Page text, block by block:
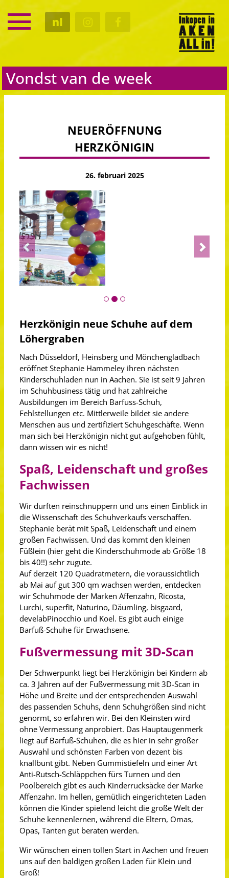
nl
SERVICE
KALENDER
Vondst van de week
NEUERÖFFNUNG
HERZKÖNIGIN
26. februari 2025
Previous Next
Herzkönigin neue Schuhe auf dem
Löhergraben
Nach Düsseldorf, Heinsberg und Mönchengladbach
eröffnet Stephanie Hammeley ihren nächsten
Kinderschuhladen nun in Aachen. Sie ist seit 9 Jahren
im Schuhbusiness tätig und hat zahlreiche
Ausbildungen im Bereich Barfuss-Schuh,
Fehlstellungen etc. Mittlerweile bildet sie andere
Menschen aus und zertifiziert Schuhgeschäfte. Wenn
man sich bei Herzkönigin nicht gut aufgehoben fühlt,
dann wissen wir es nicht!
Spaß, Leidenschaft und großes
Fachwissen
Wir durften reinschnuppern und uns einen Einblick in
die Wissenschaft des Schuhverkaufs verschaffen.
Stephanie berät mit Spaß, Leidenschaft und einem
großen Fachwissen. Und das kommt den kleinen
Füßlein (hier geht die Kinderschuhmode ab Größe 18
bis 40!!) sehr zugute.
Auf derzeit 120 Quadratmetern, die voraussichtlich
ab Mai auf gut 300 qm wachsen werden, entdecken
wir Schuhmode der Marken Affenzahn, Ricosta,
Lurchi, superfit, Naturino, Däumling, bisgaard,
develabPinocchio und Koel. Es gibt auch einige
Barfuß-Schuhe für Erwachsene.
Fußvermessung mit 3D-Scan
Der Schwerpunkt liegt bei Herzkönigin bei Kindern ab
ca. 3 Jahren auf der Fußvermessung mit 3D-Scan in
Höhe und Breite und der entsprechenden Auswahl
des passenden Schuhs, denn Schuhgrößen sind nicht
genormt, so erfahren wir. Bei den Kleinsten wird
ohne Vermessung anprobiert. Das Hauptaugenmerk
liegt auf Barfuß-Schuhen, die es hier in sehr großer
Auswahl und schönsten Farben von dezent bis
knallbunt gibt. Neben Gummistiefeln und einer Art
Anti-Rutsch-Schläppchen fürs Turnen und den
Poolbereich gibt es auch Kinderrucksäcke der Marke
Affenzahn. Im hellen, gemütlich eingerichteten Laden
können die Kinder spielend leicht die große Welt der
Schuhe kennenlernen, während die Eltern, Omas,
Opas, Tanten gut beraten werden.
Wir wünschen einen tollen Start in Aachen und freuen
uns auf den baldigen großen Laden für Klein und
Groß!